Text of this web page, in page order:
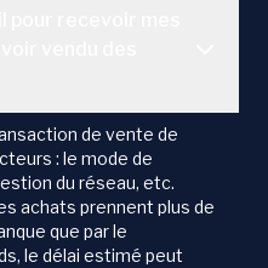
de vente de
: le mode de
du réseau, etc.
achats prennent plus de
que par le
le délai estimé peut